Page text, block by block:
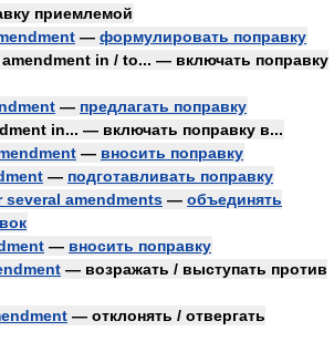
приемлемой
— формулировать поправку
in / to... — включать поправку
— предлагать поправку
in... — включать поправку в...
— вносить поправку
— подготавливать поправку
amendments — объединять
— вносить поправку
— возражать / выступать против
— отклонять / отвергать